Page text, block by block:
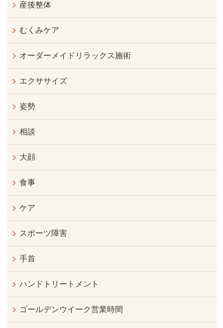
産後整体
むくみケア
オーダーメイドリラックス施術
エクササイズ
姿勢
相談
大顔
食事
ケア
スポーツ障害
手首
ハンドトリートメント
ゴールデンウイーク営業時間